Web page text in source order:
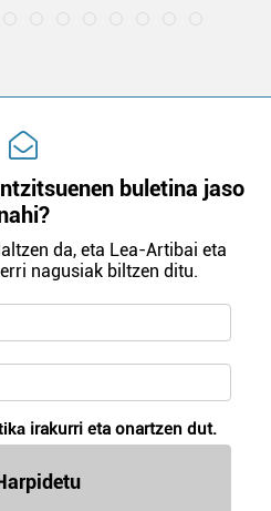
buletina jaso
da, eta Lea-Artibai eta
nagusiak biltzen ditu.
irakurri eta onartzen dut.